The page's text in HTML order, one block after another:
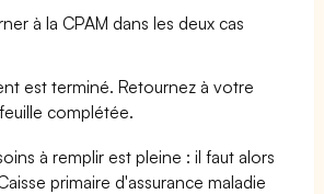
à la CPAM dans les deux cas
est terminé. Retournez à votre
complétée.
à remplir est pleine : il faut alors
primaire d'assurance maladie